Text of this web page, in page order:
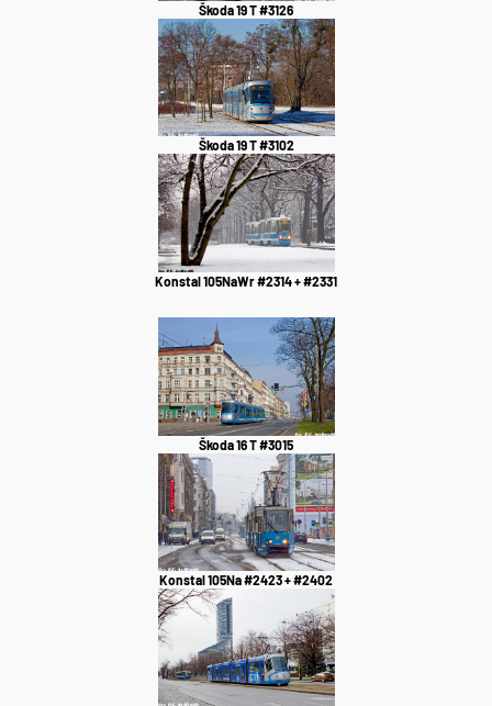
Škoda 19 T #3126
Škoda 19 T #3102
Konstal 105NaWr #2314 + #2331
Škoda 16 T #3015
Konstal 105Na #2423 + #2402